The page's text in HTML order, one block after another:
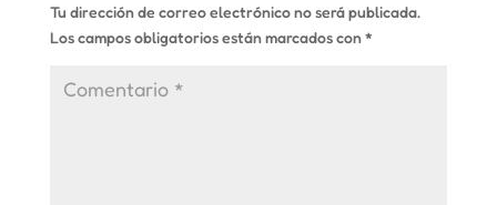
Tu dirección de correo electrónico no será publicada.
Los campos obligatorios están marcados con*